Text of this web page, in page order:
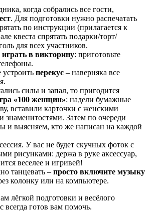
когда собрались все гости,
. Для подготовки нужно распечатать
по инструкции (прилагается к
квеста спрятать подарки/торт/
для всех участников.
играть в викторину: приготовьте
перекус – наверняка все
силы и запал, то пригодится
«100 женщин»: надели бумажные
вставили карточки с женскими
знаменитостями. Затем по очереди
и выясняем, кто же написан на каждой
У вас не будет скучных фоток с
рисунками: держа в руке аксессуар,
веселее и игривей!
танцевать – просто включите музыку
колонку или на компьютере.
лёгкой подготовки и весёлого
всегда готов вам помочь.